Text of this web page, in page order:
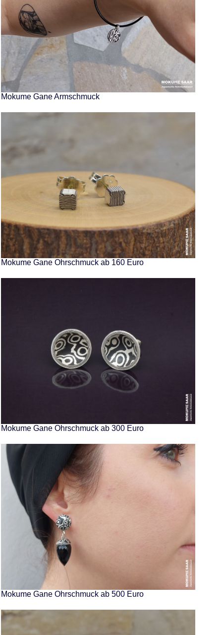
Mokume Gane Armschmuck
Mokume Gane Ohrschmuck ab 160 Euro
Mokume Gane Ohrschmuck ab 300 Euro
Mokume Gane Ohrschmuck ab 500 Euro